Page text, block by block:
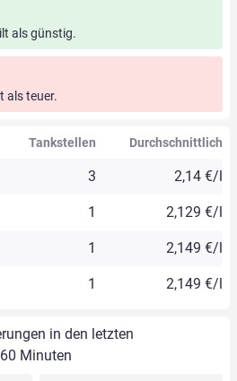
als günstig.
als teuer.
Tankstellen Durchschnittlich
3 2,14 €/l
1 2,129 €/l
1 2,149 €/l
1 2,149 €/l
in den letzten
60 Minuten